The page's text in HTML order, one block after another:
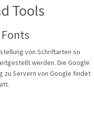
Tools
von Schriftarten so
werden. Die Google
zu Servern von Google findet